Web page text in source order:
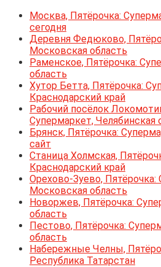
Москва, Пятёрочка:
сегодня
Деревня Федюково,
Московская область
Раменское, Пятёрочка:
область
Хутор Бетта, Пятёрочка:
Краснодарский край
Рабочий посёлок
Супермаркет, Челябинская
Брянск, Пятёрочка:
сайт
Станица Холмская,
Краснодарский край
Орехово-Зуево, Пятёрочка:
Московская область
Новоржев, Пятёрочка:
область
Пестово, Пятёрочка:
область
Набережные Челны,
Республика Татарстан